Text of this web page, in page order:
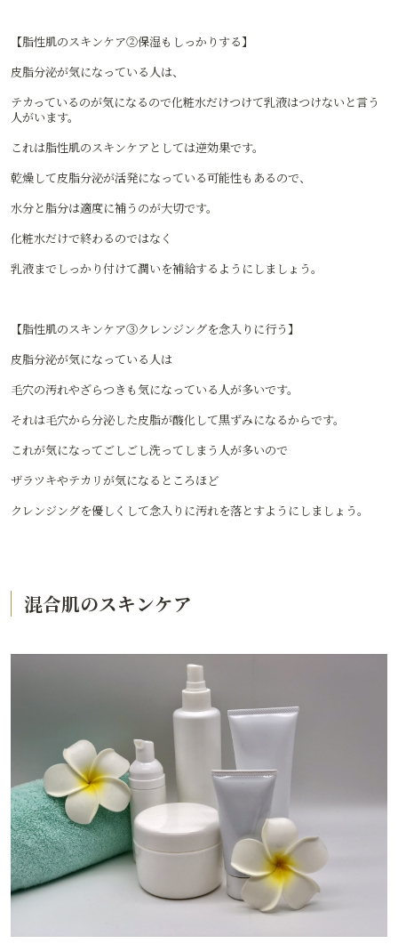
【脂性肌のスキンケア②保湿もしっかりする】
皮脂分泌が気になっている人は、
テカっているのが気になるので化粧水だけつけて乳液はつけないと言う
人がいます。
これは脂性肌のスキンケアとしては逆効果です。
乾燥して皮脂分泌が活発になっている可能性もあるので、
水分と脂分は適度に補うのが大切です。
化粧水だけで終わるのではなく
乳液までしっかり付けて潤いを補給するようにしましょう。
【脂性肌のスキンケア③クレンジングを念入りに行う】
皮脂分泌が気になっている人は
毛穴の汚れやざらつきも気になっている人が多いです。
それは毛穴から分泌した皮脂が酸化して黒ずみになるからです。
これが気になってごしごし洗ってしまう人が多いので
ザラツキやテカリが気になるところほど
クレンジングを優しくして念入りに汚れを落とすようにしましょう。
混合肌のスキンケア